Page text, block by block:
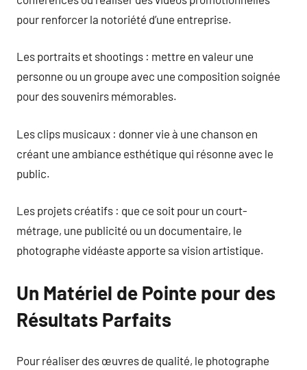
pour renforcer la notoriété d’une entreprise.
Les portraits et shootings : mettre en valeur une
personne ou un groupe avec une composition soignée
pour des souvenirs mémorables.
Les clips musicaux : donner vie à une chanson en
créant une ambiance esthétique qui résonne avec le
public.
Les projets créatifs : que ce soit pour un court-
métrage, une publicité ou un documentaire, le
photographe vidéaste apporte sa vision artistique.
Un Matériel de Pointe pour des
Résultats Parfaits
Pour réaliser des œuvres de qualité, le photographe